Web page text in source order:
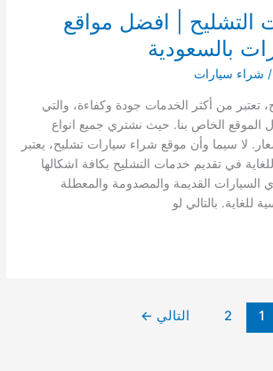
التشليح | افضل مواقع
بالسعودية
/ شراء سيارات
تعتبر من أكثر الخدمات جودة وكفاءة، والتي
الموقع الخاص بنا. حيث نشتري جميع انواع
لا سيما وأن موقع شراء سيارات تشليح، يعتبر
في تقديم خدمات التشليح بكافة اشكالها
القديمة والمصدومة والمعطلة
للغاية. بالتالي لو
1
2 التالي ←